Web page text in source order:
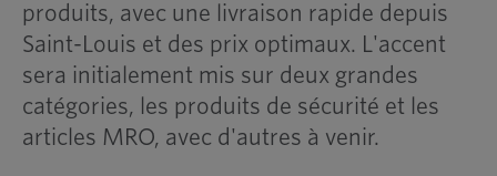
produits, avec une livraison rapide depuis
Saint-Louis et des prix optimaux. L'accent
sera initialement mis sur deux grandes
catégories, les produits de sécurité et les
articles MRO, avec d'autres à venir.